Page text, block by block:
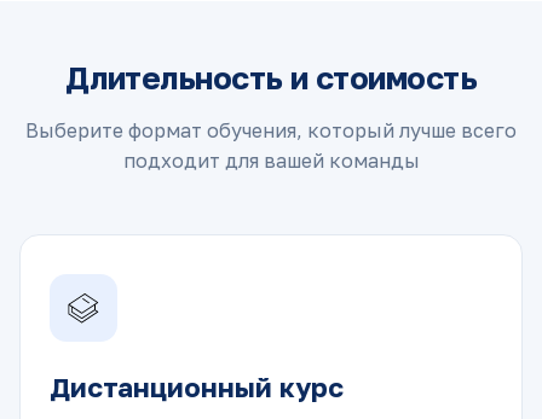
Длительность и стоимость
Выберите формат обучения, который лучше всего
подходит для вашей команды
Дистанционный курс